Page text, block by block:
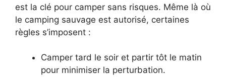
est la clé pour camper sans risques. Même là où
le camping sauvage est autorisé, certaines
règles s’imposent :
Camper tard le soir et partir tôt le matin
pour minimiser la perturbation.